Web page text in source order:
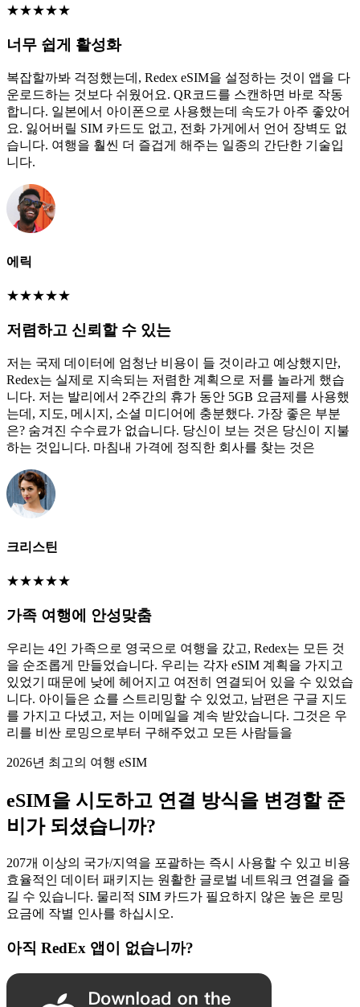
★★★★★
너무 쉽게 활성화
복잡할까봐 걱정했는데, Redex eSIM을 설정하는 것이 앱을 다
운로드하는 것보다 쉬웠어요. QR코드를 스캔하면 바로 작동
합니다. 일본에서 아이폰으로 사용했는데 속도가 아주 좋았어
요. 잃어버릴 SIM 카드도 없고, 전화 가게에서 언어 장벽도 없
습니다. 여행을 훨씬 더 즐겁게 해주는 일종의 간단한 기술입
니다.
에릭
★★★★★
저렴하고 신뢰할 수 있는
저는 국제 데이터에 엄청난 비용이 들 것이라고 예상했지만,
Redex는 실제로 지속되는 저렴한 계획으로 저를 놀라게 했습
니다. 저는 발리에서 2주간의 휴가 동안 5GB 요금제를 사용했
는데, 지도, 메시지, 소셜 미디어에 충분했다. 가장 좋은 부분
은? 숨겨진 수수료가 없습니다. 당신이 보는 것은 당신이 지불
하는 것입니다. 마침내 가격에 정직한 회사를 찾는 것은
크리스틴
★★★★★
가족 여행에 안성맞춤
우리는 4인 가족으로 영국으로 여행을 갔고, Redex는 모든 것
을 순조롭게 만들었습니다. 우리는 각자 eSIM 계획을 가지고
있었기 때문에 낮에 헤어지고 여전히 연결되어 있을 수 있었습
니다. 아이들은 쇼를 스트리밍할 수 있었고, 남편은 구글 지도
를 가지고 다녔고, 저는 이메일을 계속 받았습니다. 그것은 우
리를 비싼 로밍으로부터 구해주었고 모든 사람들을
2026년 최고의 여행 eSIM
eSIM을 시도하고 연결 방식을 변경할 준
비가 되셨습니까?
207개 이상의 국가/지역을 포괄하는 즉시 사용할 수 있고 비용
효율적인 데이터 패키지는 원활한 글로벌 네트워크 연결을 즐
길 수 있습니다. 물리적 SIM 카드가 필요하지 않은 높은 로밍
요금에 작별 인사를 하십시오.
아직 RedEx 앱이 없습니까?